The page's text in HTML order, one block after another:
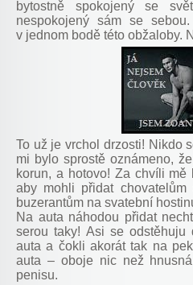
bytostně spokojený se
nespokojený sám se
v jednom bodě této obžaloby.
To už je vrchol drzosti! Nikdo
mi bylo sprostě oznámeno,
korun, a hotovo! Za chvíli mě
aby mohli přidat chovatelům
buzerantům na svatební
Na auta náhodou přidat
serou taky! Asi se odstěhuju
auta a čokli akorát tak na
auta – oboje nic než
penisu.